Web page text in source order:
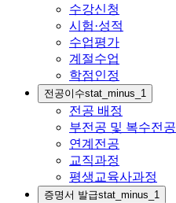
수강신청
시험·성적
수업평가
계절수업
학점인정
전공이수stat_minus_1
전공 배정
부전공 및 복수전공
연계전공
교직과정
평생교육사과정
증명서 발급stat_minus_1